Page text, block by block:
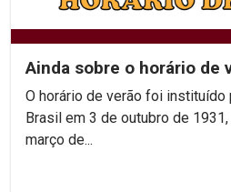
Ainda sobre o horário de
O horário de verão foi instituído
Brasil em 3 de outubro de
março de...